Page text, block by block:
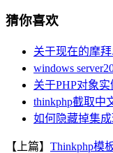
猜你喜欢
关于现在的摩
windows
关于PHP对象
thinkphp截取中
如何隐藏掉集成
【上篇】 Thinkphp模